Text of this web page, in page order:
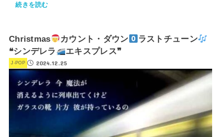
続きを読む
Christmas カウント・ダウン
ラストチューン
❝シンデレラ
エキスプレス❞
J-POP 2024.12.25